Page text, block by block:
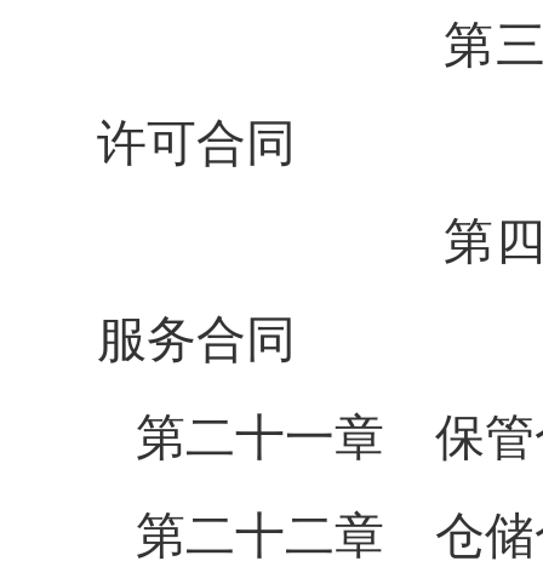
第三节 技
许可合同
第四节 技
服务合同
第二十一章 保管
第二十二章 仓储